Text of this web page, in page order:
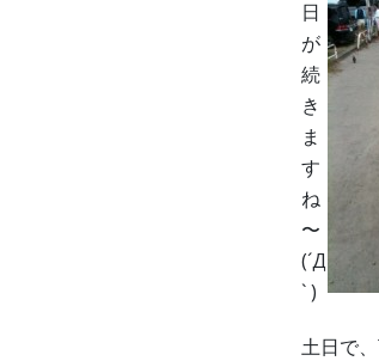
日
が
続
き
ま
す
ね
〜
(´Д
` )
土日で